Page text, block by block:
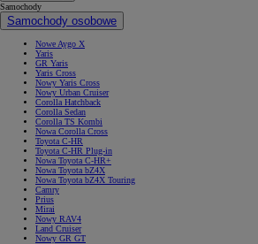
Samochody
Samochody osobowe
Nowe Aygo X
Yaris
GR Yaris
Yaris Cross
Nowy Yaris Cross
Nowy Urban Cruiser
Corolla Hatchback
Corolla Sedan
Corolla TS Kombi
Nowa Corolla Cross
Toyota C-HR
Toyota C-HR Plug-in
Nowa Toyota C-HR+
Nowa Toyota bZ4X
Nowa Toyota bZ4X Touring
Camry
Prius
Mirai
Nowy RAV4
Land Cruiser
Nowy GR GT